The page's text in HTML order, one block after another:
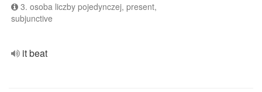
3. osoba liczby pojedynczej, present,
subjunctive
it beat